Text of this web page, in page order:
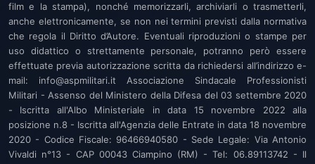
film e la stampa), nonché memorizzarli, archiviarli o trasmetterli,
anche elettronicamente, se non nei termini previsti dalla normativa
che regola il Diritto d’Autore. Eventuali riproduzioni o stampe per
uso didattico o strettamente personale, potranno però essere
effettuate previa autorizzazione scritta da richiedersi all’indirizzo e-
mail: info@aspmilitari.it Associazione Sindacale Professionisti
Militari - Assenso del Ministero della Difesa del 03 settembre 2020
- Iscritta all'Albo Ministeriale in data 15 novembre 2022 alla
posizione n.8 - Iscritta all'Agenzia delle Entrate in data 18 novembre
2020 - Codice Fiscale: 96466940580 - Sede Legale: Via Antonio
Vivaldi n°13 - CAP 00043 Ciampino (RM) - Tel: 06.89113742 - Il